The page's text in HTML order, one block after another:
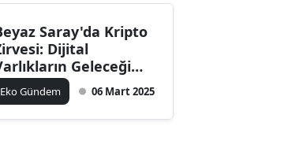
Saray'da Kripto
Dijital
Geleceği
Eko Gündem 06 Mart 2025